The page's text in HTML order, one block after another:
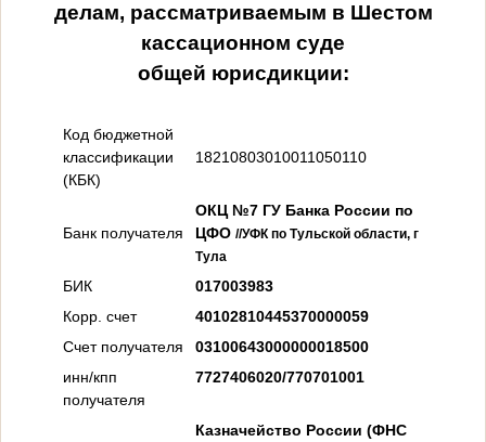
делам, рассматриваемым в Шестом
кассационном суде
общей юрисдикции:
Код бюджетной
классификации
(КБК)
18210803010011050110
Банк получателя
ОКЦ №7 ГУ Банка России по
ЦФО //УФК по Тульской области, г
Тула
БИК
017003983
Корр. счет
40102810445370000059
Счет получателя
03100643000000018500
инн/кпп
получателя
7727406020/770701001
Казначейство России (ФНС